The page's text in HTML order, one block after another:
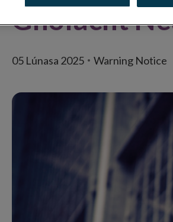
Gnólacht
05 Lúnasa 2025 Warning Notice